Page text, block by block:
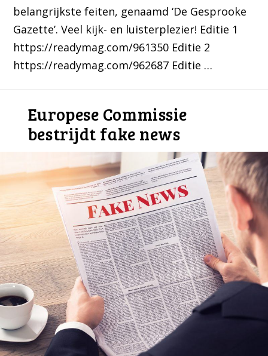
belangrijkste feiten, genaamd ‘De Gesprooke
Gazette’. Veel kijk- en luisterplezier! Editie 1
https://readymag.com/961350 Editie 2
https://readymag.com/962687 Editie …
Europese Commissie
bestrijdt fake news